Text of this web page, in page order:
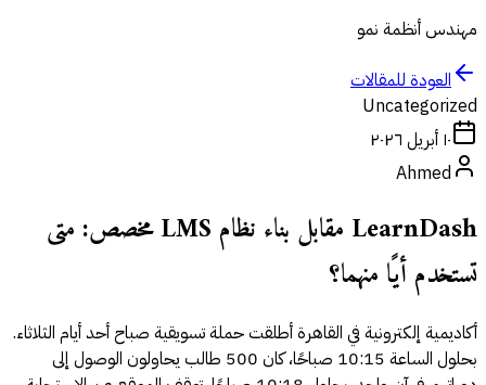
مهندس أنظمة نمو
العودة للمقالات
Uncategorized
١٠ أبريل ٢٠٢٦
Ahmed
LearnDash مقابل بناء نظام LMS مخصص: متى
تستخدم أيًا منهما؟
أكاديمية إلكترونية في القاهرة أطلقت حملة تسويقية صباح أحد أيام الثلاثاء.
بحلول الساعة 10:15 صباحًا، كان 500 طالب يحاولون الوصول إلى